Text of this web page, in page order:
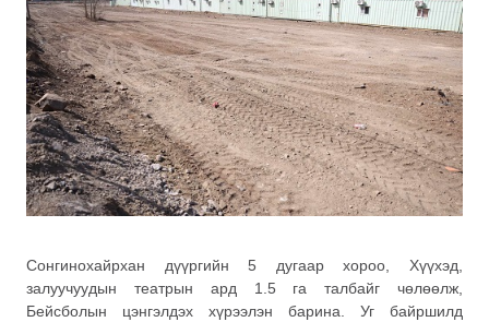
Сонгинохайрхан дүүргийн 5 дугаар хороо, Хүүхэд,
залуучуудын театрын ард 1.5 га талбайг чөлөөлж,
Бейсболын цэнгэлдэх хүрээлэн барина. Уг байршилд